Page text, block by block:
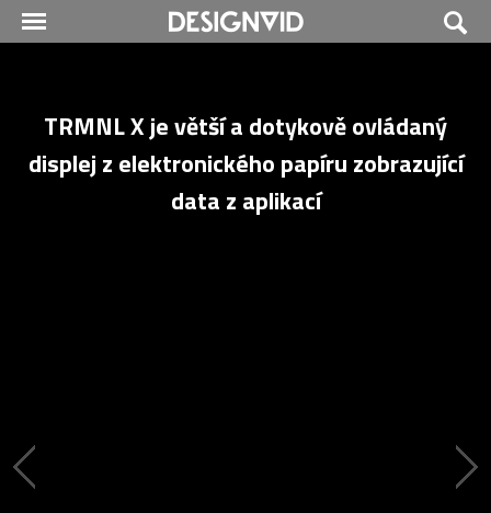
TRMNL X je větší a dotykově ovládaný
displej z elektronického papíru zobrazující
data z aplikací